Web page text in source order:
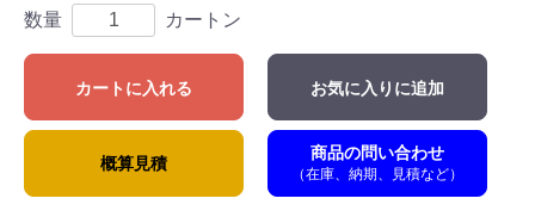
数量 カートン
カートに入れる お気に入りに追加
概算見積
商品の問い合わせ
（在庫、納期、見積など）